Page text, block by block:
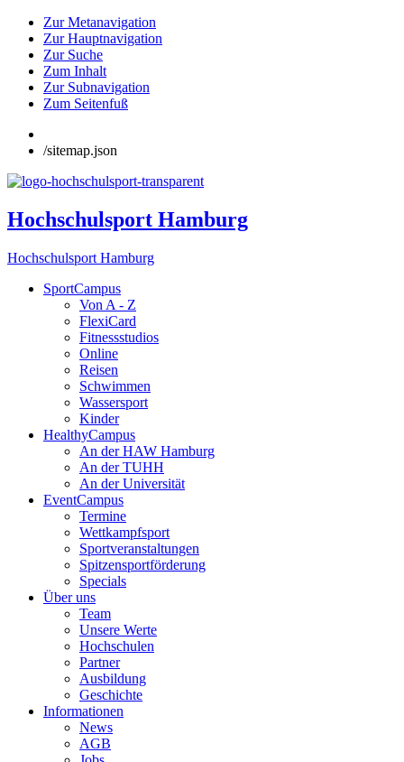
Zur Metanavigation
Zur Hauptnavigation
Zur Suche
Zum Inhalt
Zur Subnavigation
Zum Seitenfuß
/sitemap.json
Hochschulsport Hamburg
Hochschulsport Hamburg
SportCampus
Von A - Z
FlexiCard
Fitnessstudios
Online
Reisen
Schwimmen
Wassersport
Kinder
HealthyCampus
An der HAW Hamburg
An der TUHH
An der Universität
EventCampus
Termine
Wettkampfsport
Sportveranstaltungen
Spitzensportförderung
Specials
Über uns
Team
Unsere Werte
Hochschulen
Partner
Ausbildung
Geschichte
Informationen
News
AGB